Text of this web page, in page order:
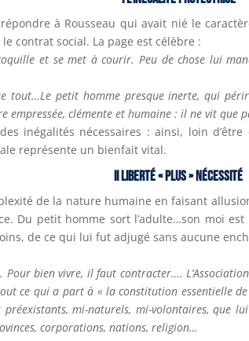
à Rousseau qui avait nié le
contrat social. La page est célèbre :
et se met à courir. Peu de chose lui
tout…Le petit homme presque inerte, qui
empressée, clémente et humaine : il ne vit que
inégalités nécessaires : ainsi, loin
représente un bienfait vital.
Liberté « plus » Nécessité
de la nature humaine en faisant
Du petit homme sort l’adulte…son moi
de ce qui lui fut adjugé sans aucune
Pour bien vivre, il faut contracter….
ce qui a part à « la constitution essentielle
mi-naturels, mi-volontaires, que
corporations, nations, religion…